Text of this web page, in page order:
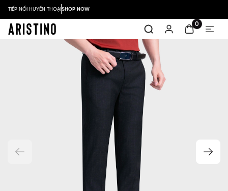
TIẾP NỐI HUYỀN THOẠISHOP NOW
0